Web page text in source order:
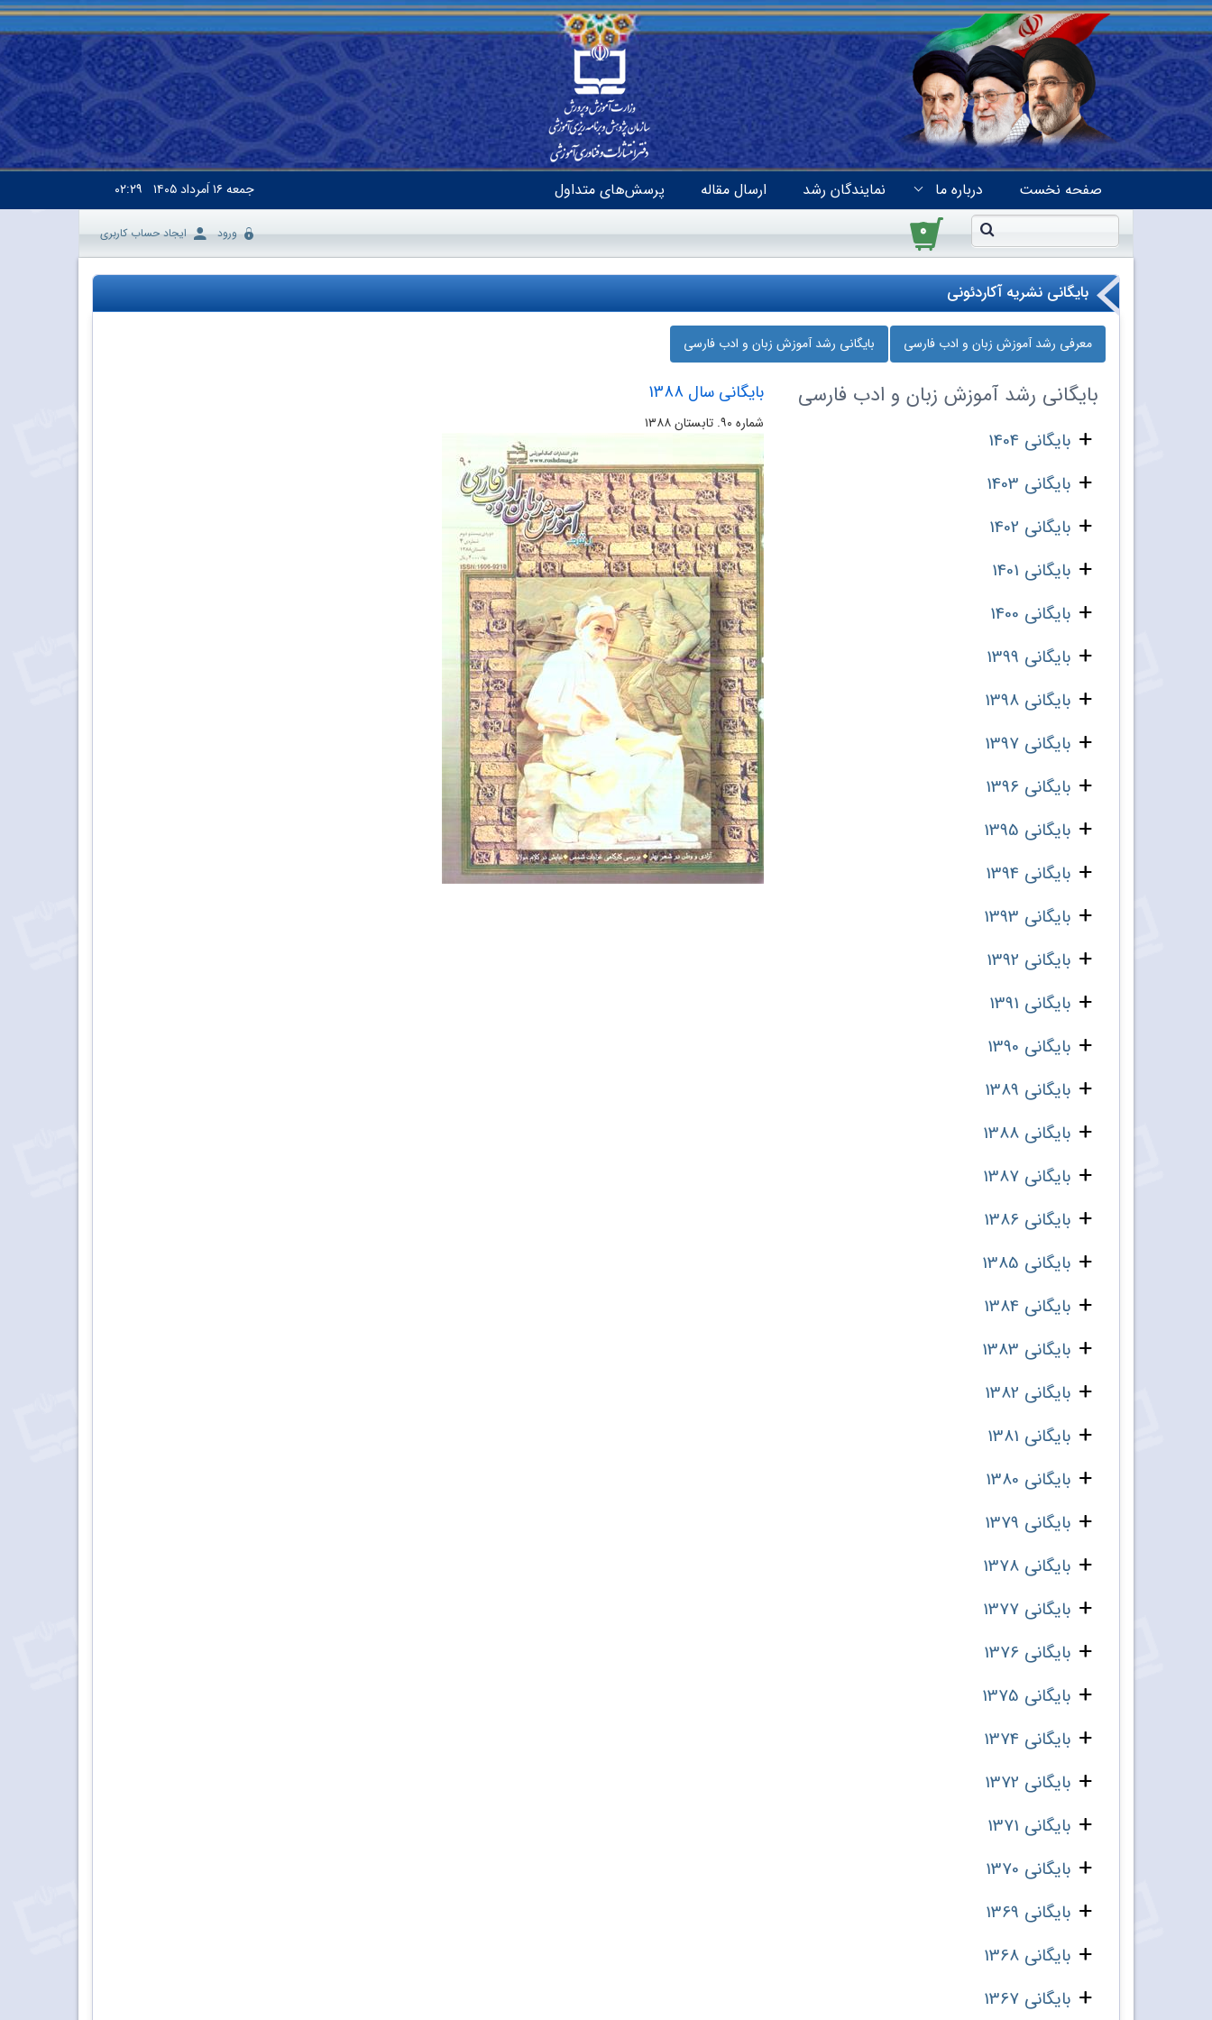
صفحه نخست درباره ما نمایندگان رشد ارسال مقاله پرسش‌های متداول جمعه۱۶ اَمرداد ۱۴۰۵ ۰۲:۲۹
۰ ورود ایجاد حساب کاربری
بایگانی نشریه آکاردئونی
معرفی رشد آموزش زبان و ادب فارسی بایگانی رشد آموزش زبان و ادب فارسی
بایگانی رشد آموزش زبان و ادب فارسی
بایگانی 1404
بایگانی 1403
بایگانی 1402
بایگانی 1401
بایگانی 1400
بایگانی 1399
بایگانی 1398
بایگانی 1397
بایگانی 1396
بایگانی 1395
بایگانی 1394
بایگانی 1393
بایگانی 1392
بایگانی 1391
بایگانی 1390
بایگانی 1389
بایگانی 1388
بایگانی 1387
بایگانی 1386
بایگانی 1385
بایگانی 1384
بایگانی 1383
بایگانی 1382
بایگانی 1381
بایگانی 1380
بایگانی 1379
بایگانی 1378
بایگانی 1377
بایگانی 1376
بایگانی 1375
بایگانی 1374
بایگانی 1372
بایگانی 1371
بایگانی 1370
بایگانی 1369
بایگانی 1368
بایگانی 1367
بایگانی سال 1388
شماره ۹۰. تابستان ۱۳۸۸